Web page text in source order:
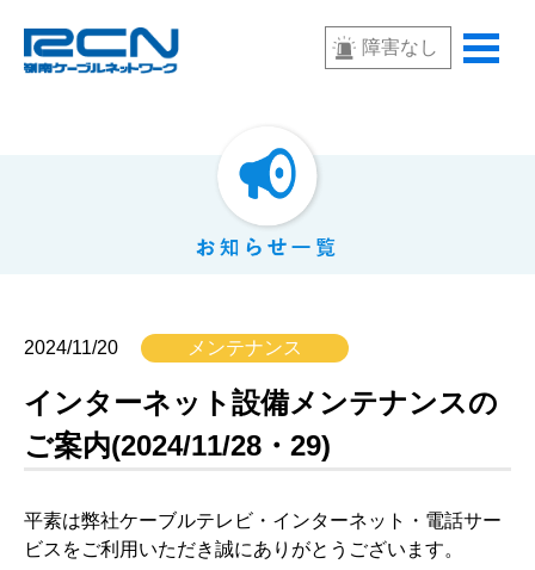
障害なし
2024/11/20 メンテナンス
インターネット設備メンテナンスの
ご案内(2024/11/28・29)
平素は弊社ケーブルテレビ・インターネット・電話サー
ビスをご利用いただき誠にありがとうございます。